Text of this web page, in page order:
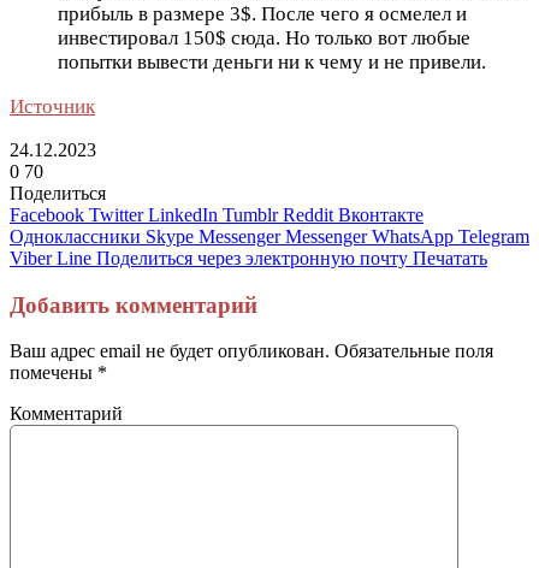
прибыль в размере 3$. После чего я осмелел и
инвестировал 150$ сюда. Но только вот любые
попытки вывести деньги ни к чему и не привели.
Источник
24.12.2023
0 70
Поделиться
Facebook Twitter LinkedIn Tumblr Reddit Вконтакте
Одноклассники Skype Messenger Messenger WhatsApp Telegram
Viber Line Поделиться через электронную почту Печатать
Добавить комментарий
Ваш адрес email не будет опубликован. Обязательные поля
помечены *
Комментарий